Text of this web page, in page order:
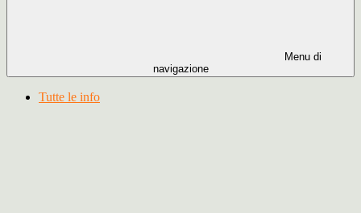
Menu di
navigazione
Tutte le info